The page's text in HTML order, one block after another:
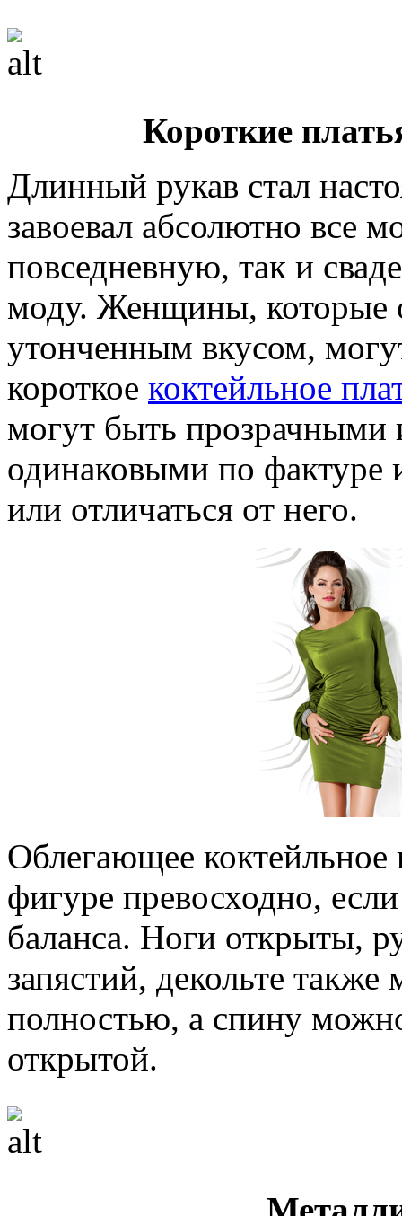
Короткие
Длинный рукав стал
завоевал абсолютно все
повседневную, так и
моду. Женщины, которые
утонченным вкусом,
короткое коктейльное
могут быть прозрачными
одинаковыми по фактуре
или отличаться от него.
Облегающее коктейльное
фигуре превосходно,
баланса. Ноги открыты,
запястий, декольте
полностью, а спину
открытой.